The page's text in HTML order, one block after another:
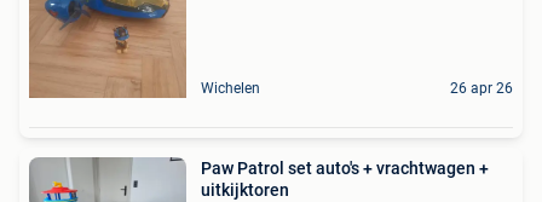
Wichelen 26 apr 26
Paw Patrol set auto's + vrachtwagen +
uitkijktoren